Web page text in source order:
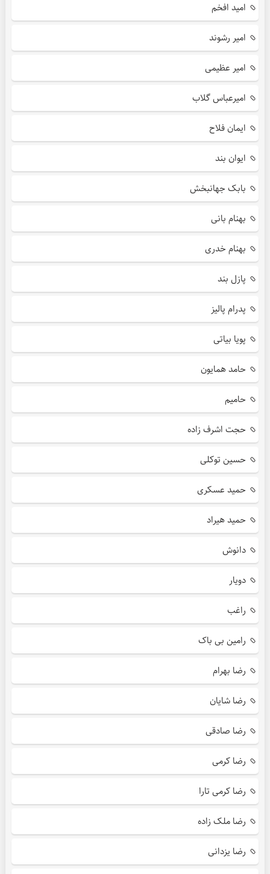
امید افخم
امیر رشوند
امیر عظیمی
امیرعباس گلاب
ایمان فلاح
ایوان بند
بابک جهانبخش
بهنام بانی
بهنام خدری
پازل بند
پدرام پالیز
پویا بیاتی
حامد همایون
حامیم
حجت اشرف زاده
حسین توکلی
حمید عسکری
حمید هیراد
دانوش
دویار
راغب
رامین بی باک
رضا بهرام
رضا شایان
رضا صادقی
رضا کرمی
رضا کرمی تارا
رضا ملک زاده
رضا یزدانی